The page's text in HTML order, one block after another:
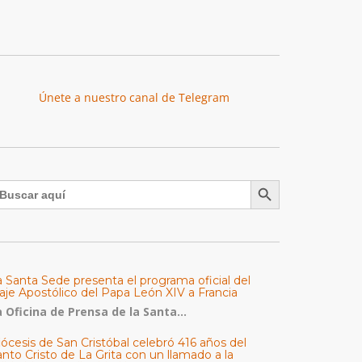
Únete a nuestro canal de Telegram
Botón de búsqueda
Santa Sede presenta el programa oficial del
Apostólico del Papa León XIV a Francia
Oficina de Prensa de la Santa...
de San Cristóbal celebró 416 años del
Cristo de La Grita con un llamado a la